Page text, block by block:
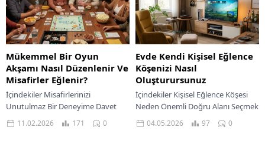
Mükemmel Bir Oyun
Akşamı Nasıl Düzenlenir Ve
Misafirler Eğlenir?
İçindekiler Misafirlerinizi
Unutulmaz Bir Deneyime Davet
Etmek Etkinliğin Ruhu: Oyun
Seçimi ve Çeşitliliği Ortamın
11.02.2026 171 0
Evde Kendi Kişisel Eğlence
Köşenizi Nasıl
Oluşturursunuz
İçindekiler Kişisel Eğlence Köşesi
Neden Önemli Doğru Alanı Seçmek
Ve Planlama Konfor Ve Temel
İhtiyaçların Belirlenmesi Kişisel
04.05.2026 97 0